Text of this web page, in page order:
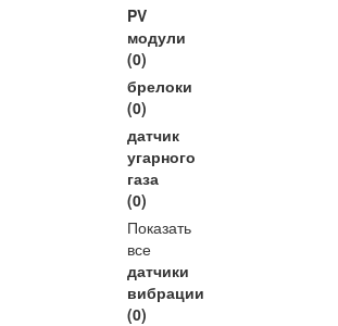
PV
модули
(0)
брелоки
(0)
датчик
угарного
газа
(0)
Показать
все
датчики
вибрации
(0)